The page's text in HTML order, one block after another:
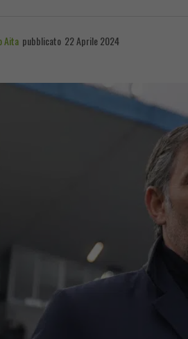
Aita pubblicato 22 Aprile 2024